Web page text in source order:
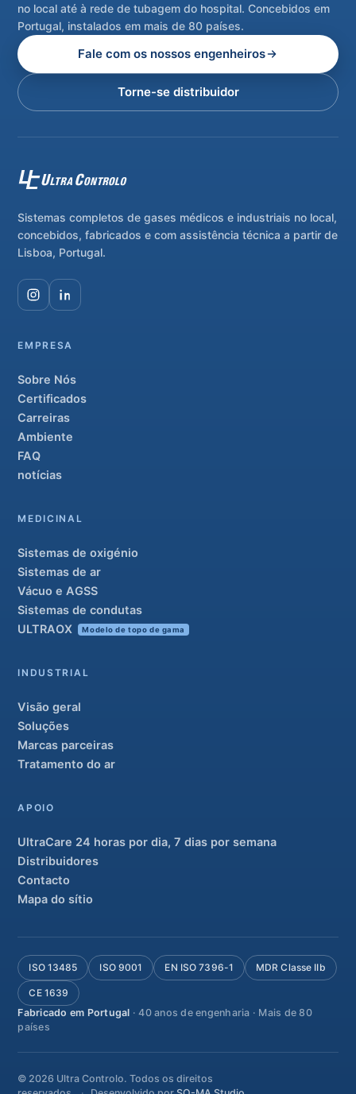
no local até à rede de tubagem do hospital. Concebidos em
Portugal, instalados em mais de 80 países.
Fale com os nossos engenheiros
Torne-se distribuidor
Sistemas completos de gases médicos e industriais no local,
concebidos, fabricados e com assistência técnica a partir de
Lisboa, Portugal.
EMPRESA
Sobre Nós
Certificados
Carreiras
Ambiente
FAQ
notícias
MEDICINAL
Sistemas de oxigénio
Sistemas de ar
Vácuo e AGSS
Sistemas de condutas
ULTRAOX
Modelo de topo de gama
INDUSTRIAL
Visão geral
Soluções
Marcas parceiras
Tratamento do ar
APOIO
UltraCare 24 horas por dia, 7 dias por semana
Distribuidores
Contacto
Mapa do sítio
ISO 13485 ISO 9001 EN ISO 7396-1 MDR Classe IIb
CE 1639
Fabricado em Portugal · 40 anos de engenharia · Mais de 80
países
© 2026 Ultra Controlo. Todos os direitos